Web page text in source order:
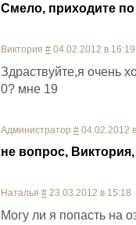
Смело, приходите
Виктория # 04.02.2012 в 16:19
Здраствуйте,я очень
0? мне 19
Администратор # 04.02.2012
не вопрос, Виктория,
Наталья # 23.03.2012 в 15:18
Могу ли я попасть на